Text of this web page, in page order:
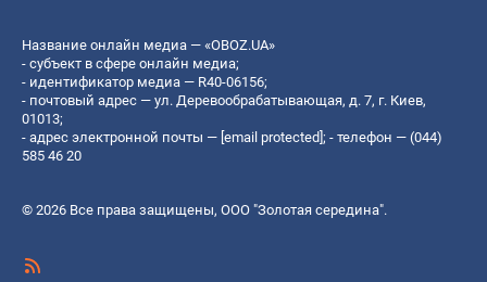
Название онлайн медиа — «OBOZ.UA»
- субъект в сфере онлайн медиа;
- идентификатор медиа — R40-06156;
- почтовый адрес — ул. Деревообрабатывающая, д. 7, г. Киев,
01013;
- адрес электронной почты — [email protected]; - телефон — (044)
585 46 20
© 2026 Все права защищены, ООО "Золотая середина".